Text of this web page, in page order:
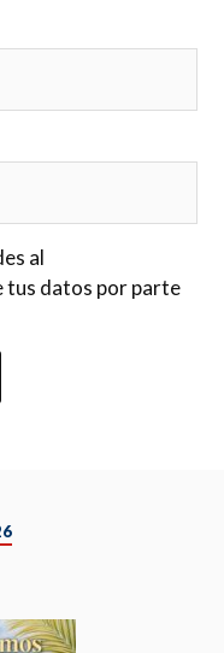
al
tus datos por parte